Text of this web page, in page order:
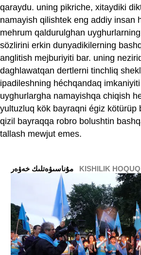
qaraydu. uning pikriche, xitaydiki
namayish qilishtek eng addiy insan
mehrum qaldurulghan
sözlirini erkin dunyadikilerning
anglitish mejburiyiti bar. uning
daghlawatqan dertlerni tinchliq
ipadileshning héchqandaq
uyghurlargha namayishqa chiqish
yultuzluq kök bayraqni égiz kötürüp
qizil bayraqqa robro bolushtin
tallash mewjut emes.
KISHILIK HOQUQ